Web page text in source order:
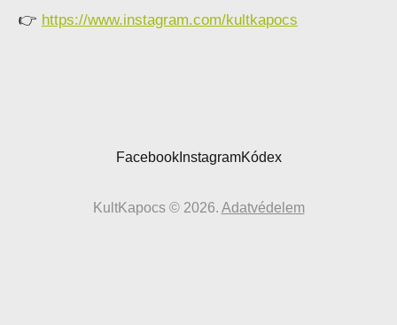
👉 https://www.instagram.com/kultkapocs
FacebookInstagramKódex
KultKapocs © 2026. Adatvédelem